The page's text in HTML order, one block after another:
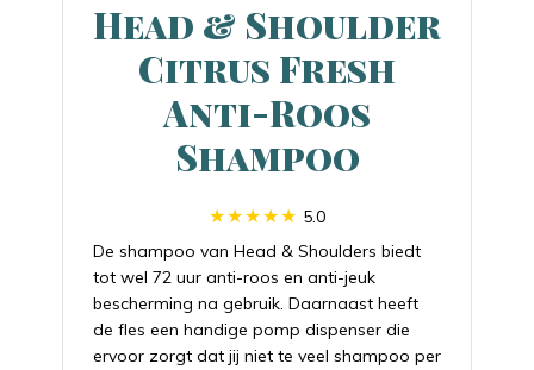
Head & Shoulder
Citrus Fresh
Anti-Roos
Shampoo
5.0
De shampoo van Head & Shoulders biedt
tot wel 72 uur anti-roos en anti-jeuk
bescherming na gebruik. Daarnaast heeft
de fles een handige pomp dispenser die
ervoor zorgt dat jij niet te veel shampoo per